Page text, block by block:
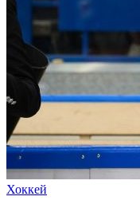
Хоккей